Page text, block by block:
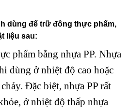
dùng để trữ đông thực phẩm,
liệu sau:
phẩm bằng nhựa PP. Nhựa
dùng ở nhiệt độ cao hoặc
Đặc biệt, nhựa PP rất
ở nhiệt độ thấp nhựa